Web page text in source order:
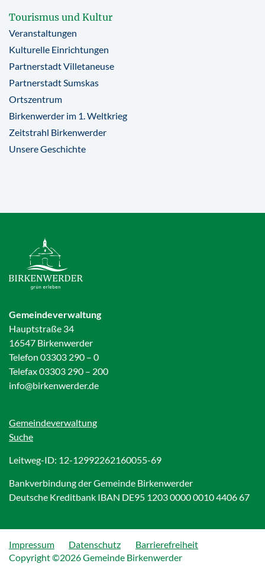
Tourismus und Kultur
Veranstaltungen
Kulturelle Einrichtungen
Partnerstadt Villetaneuse
Partnerstadt Sumskas
Ortszentrum
Birkenwerder im 1. Weltkrieg
Zeitstrahl Birkenwerder
Unsere Geschichte
Gemeindeverwaltung
Hauptstraße 34
16547 Birkenwerder
Telefon 03303 290 – 0
Telefax 03303 290 – 200
info@birkenwerder.de
Gemeindeverwaltung
Suche
Leitweg-ID: 12-12992262160055-69
Bankverbindung der Gemeinde Birkenwerder
Deutsche Kreditbank IBAN DE95 1203 0000 0010 4406 67
Impressum Datenschutz
Barrierefreiheit
Copyright ©2026 Gemeinde Birkenwerder